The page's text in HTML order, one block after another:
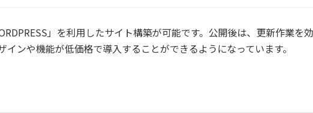
」を利用したサイト構築が可能です。公開後は、更新作業を
ンや機能が低価格で導入することができるようになっています。